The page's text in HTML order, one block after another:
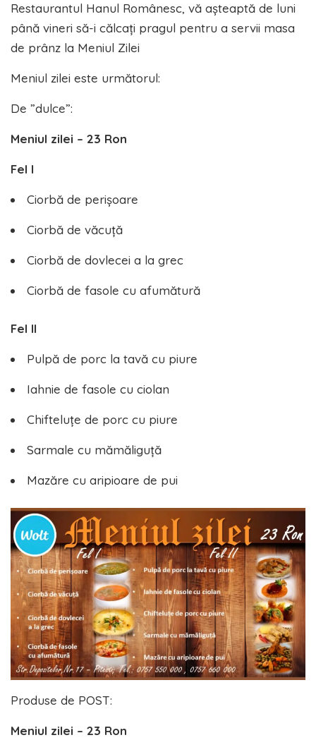
Restaurantul Hanul Românesc, vă așteaptă de luni
până vineri să-i călcați pragul pentru a servii masa
de prânz la Meniul Zilei
Meniul zilei este următorul:
De ”dulce”:
Meniul zilei – 23 Ron
Fel I
Ciorbă de perișoare
Ciorbă de văcuță
Ciorbă de dovlecei a la grec
Ciorbă de fasole cu afumătură
Fel II
Pulpă de porc la tavă cu piure
Iahnie de fasole cu ciolan
Chifteluțe de porc cu piure
Sarmale cu mămăliguță
Mazăre cu aripioare de pui
Produse de POST:
Meniul zilei – 23 Ron